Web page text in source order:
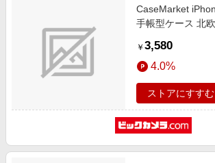
CaseMarket
手帳型ケース 北
BCM2S2112-78
￥ 3,580
4.0%
ストアにすすむ